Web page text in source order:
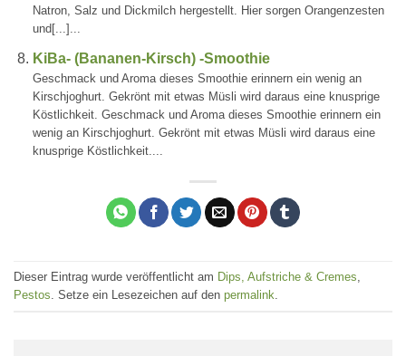
Natron, Salz und Dickmilch hergestellt. Hier sorgen Orangenzesten
und[...]...
KiBa- (Bananen-Kirsch) -Smoothie
Geschmack und Aroma dieses Smoothie erinnern ein wenig an
Kirschjoghurt. Gekrönt mit etwas Müsli wird daraus eine knusprige
Köstlichkeit. Geschmack und Aroma dieses Smoothie erinnern ein
wenig an Kirschjoghurt. Gekrönt mit etwas Müsli wird daraus eine
knusprige Köstlichkeit....
Dieser Eintrag wurde veröffentlicht am Dips, Aufstriche & Cremes
Pestos . Setze ein Lesezeichen auf den permalink